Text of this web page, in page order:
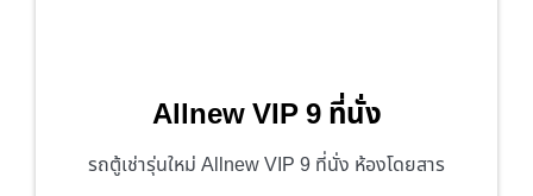
Allnew VIP 9 ที่นั่ง
รถตู้เช่ารุ่นใหม่ Allnew VIP 9 ที่นั่ง ห้องโดยสาร